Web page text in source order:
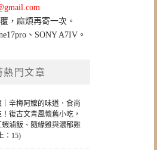
，麻煩再寄一次。
、SONY A7IV。
熱門文章
辛梅阿嬤的味道．食尚
復古文青風懷舊小吃，
蝦滷飯、隨緣雞與濃郁雞
：15)